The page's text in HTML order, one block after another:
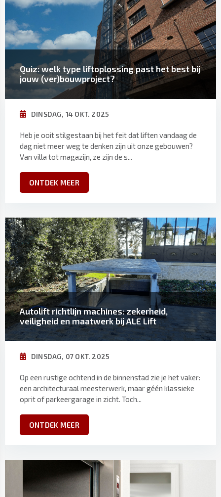
Quiz: welk type liftoplossing past het best bij
jouw (ver)bouwproject?
DINSDAG, 14 OKT. 2025
Heb je ooit stilgestaan bij het feit dat liften vandaag de
dag niet meer weg te denken zijn uit onze gebouwen?
Van villa tot magazijn, ze zijn de s...
ONTDEK MEER
Autolift richtlijn machines: zekerheid,
veiligheid en maatwerk bij ALE Lift
DINSDAG, 07 OKT. 2025
Op een rustige ochtend in de binnenstad zie je het vaker:
een architecturaal meesterwerk, maar géén klassieke
oprit of parkeergarage in zicht. Toch...
ONTDEK MEER